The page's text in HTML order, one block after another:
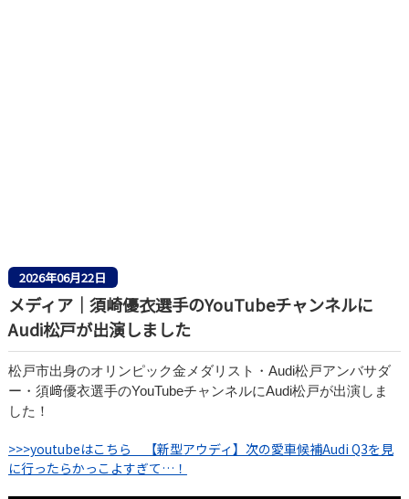
2026年06月22日
メディア｜須崎優衣選手のYouTubeチャンネルに
Audi松戸が出演しました
松戸市出身のオリンピック金メダリスト・Audi松戸アンバサダ
ー・須﨑優衣選手のYouTubeチャンネルにAudi松戸が出演しま
した！
>>>youtubeはこちら 【新型アウディ】次の愛車候補Audi Q3を見
に行ったらかっこよすぎて…！